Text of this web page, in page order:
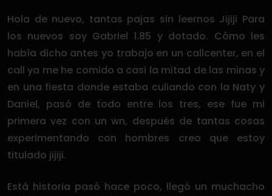
Hola de nuevo, tantas pajas sin leernos Jijiji Para
los nuevos soy Gabriel 1.85 y dotado. Cómo les
había dicho antes yo trabajo en un callcenter, en el
call ya me he comido a casi la mitad de las minas y
en una fiesta donde estaba culiando con la Naty y
Daniel, pasó de todo entre los tres, ese fue mi
primera vez con un wn, después de tantas cosas
experimentando con hombres creo que estoy
titulado jijiji.
Está historia pasó hace poco, llegó un muchacho